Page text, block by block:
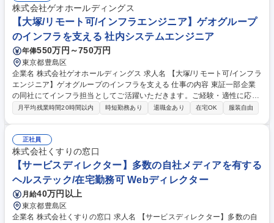
管理、備品管理、ライセンス管理、契約管理等の実務担当 ■他部門内チー
ムおよび他部署との各種調整業務 ■従業員に向けた情報の発信 募集職種
【社内SE(ヘルプデスク・キッティング等)】事業拡大期/将来の中核人材採
用
株式会社ゲオホールディングス
【大塚/リモート可/インフラエンジニア】ゲオグループ
のインフラを支える 社内システムエンジニア
年俸550万円～750万円
東京都豊島区
企業名 株式会社ゲオホールディングス 求人名 【大塚/リモート可/インフラ
エンジニア】ゲオグループのインフラを支える 仕事の内容 東証一部企業
の同社にてインフラ担当としてご活躍いただきます。ご経験・適性に応じ
てゲオGの物理環境・クラウド環境のネットワーク、サーバ、ツールなど
サーバ／Web・ECサイト用サーバ・システムの設計～運用保守■環境：●
サーバー(Windows、Linux)●NW(Ubiquiti/YAMAHA/Cisco、HPE等のスイ
ッチ、ルータ、無線LAN全般)●クラウド(AWS、GoogleCloud、Azure)●D
B(Oracle、PostgreSQL、MySQL、SqlServerDWH等)●管理系(Zabbix、O
rion、Slack、Git)●ミドルウェア(NetFramework、Postfix) 募集職種 【大
塚/リモート可/インフラエンジニア】ゲオグループのインフラを支える
月平均残業時間20時間以内 時短勤務あり 退職金あり 在宅OK 服装自由
正社員
株式会社くすりの窓口
【サービスディレクター】多数の自社メディアを有する
ヘルステック/在宅勤務可 Webディレクター
月給40万円以上
東京都豊島区
企業名 株式会社くすりの窓口 求人名 【サービスディレクター】多数の自